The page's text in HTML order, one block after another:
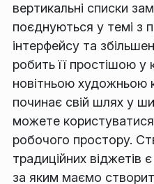
вертикальні списки
поєднуються у темі з
інтерфейсу та
робить її простішою у
новітньою художньою
починає свій шлях у
можете
робочого простору.
традиційних віджетів
за яким маємо